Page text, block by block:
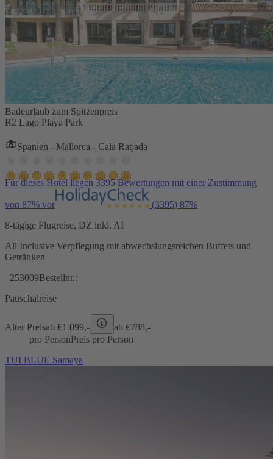
Badeurlaub zum Spitzenpreis
R2 Lago Playa Park
Spanien - Mallorca - Cala Ratjada
Für dieses Hotel liegen 3395 Bewertungen mit einer Zustimmung
von 87% vor (3395) 87%
8-tägige Flugreise, DZ inkl. AI
All Inclusive Verpflegung mit abwechslungsreichen Buffets und
Getränken
253009Bestellnr.:
Pauschalreise
Alter Preisab €1.099,- ab €788,-
pro PersonPreis pro Person
TUI BLUE Samaya